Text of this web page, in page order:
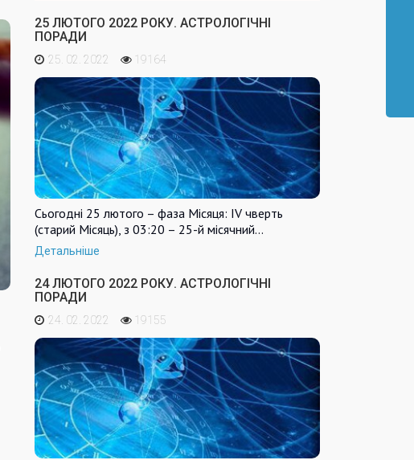
25 ЛЮТОГО 2022 РОКУ. АСТРОЛОГІЧНІ
ПОРАДИ
25. 02. 2022 19164
Сьогодні 25 лютого – фаза Місяця: IV чверть
(старий Місяць), з 03:20 – 25-й місячний…
Детальніше
24 ЛЮТОГО 2022 РОКУ. АСТРОЛОГІЧНІ
ПОРАДИ
24. 02. 2022 19155